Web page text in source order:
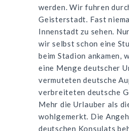
werden. Wir fuhren
Geisterstadt. Fast
Innenstadt zu sehen.
wir selbst schon eine
beim Stadion ankamen,
eine Menge deutscher
vermuteten deutsche
verbreiteten deutsche
Mehr die Urlauber als
wohlgemerkt. Die
deutschen Konsulats